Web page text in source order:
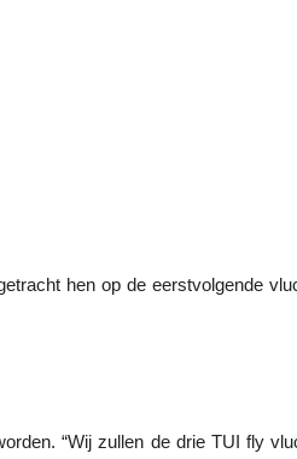
hen op de eerstvolgende
“Wij zullen de drie TUI fly